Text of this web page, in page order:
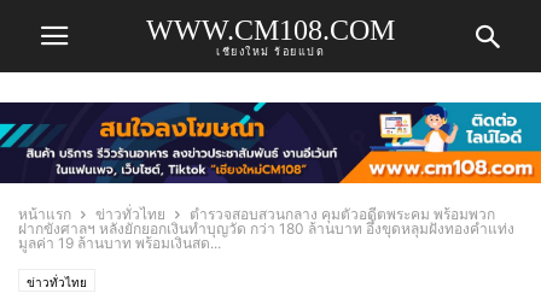
WWW.CM108.COM
เชียงใหม่ ร้อยแปด
หน้าแรก ข่าวทั่วไทย
ตำรวจสอบสวนกลาง คุมตัวอดีตพระคม พร้อมพวก
ฝากขังศาลฯ หลังยักยอกเงินทำบุญวัด กว่า 180 ล้านบาท อึ้งขุดหลุมฝังทองคำแท่ง
มูลค่า 19 ล้านบาท พร้อมเงินสด...
ข่าวทั่วไทย